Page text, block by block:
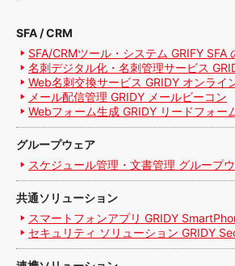
SFA / CRM
SFA/CRMツール・システム GRIFY SFA
名刺デジタル化・名刺管理サービス
Web名刺交換サービス GRIDY オンライ
メール配信管理 GRIDY メールビーコン
Webフォーム生成 GRIDY リードフォー
グループウェア
スケジュール管理・文書管理 グループ
共通ソリューション
スマートフォンアプリ GRIDY
セキュリティ ソリューション GRIDY